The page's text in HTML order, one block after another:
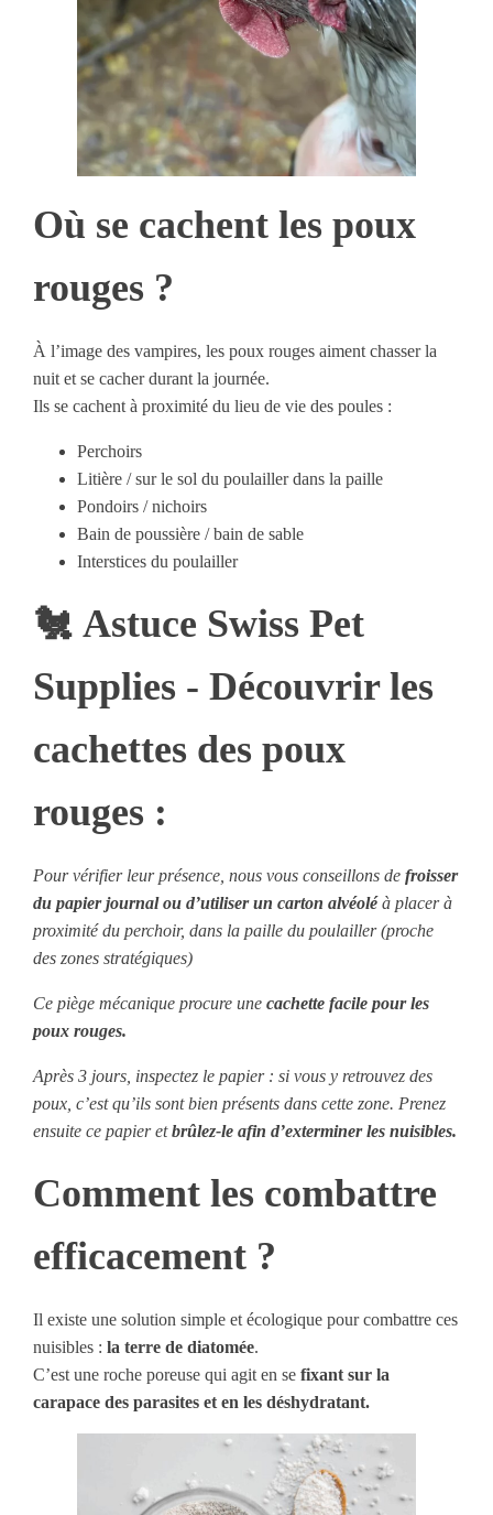
Où se cachent les poux
rouges ?
À l’image des vampires, les poux rouges aiment chasser la
nuit et se cacher durant la journée.
Ils se cachent à proximité du lieu de vie des poules :
Perchoirs
Litière / sur le sol du poulailler dans la paille
Pondoirs / nichoirs
Bain de poussière / bain de sable
Interstices du poulailler
🐔 Astuce Swiss Pet
Supplies - Découvrir les
cachettes des poux
rouges :
Pour vérifier leur présence, nous vous conseillons de froisser
du papier journal ou d’utiliser un carton alvéoléà placer à
proximité du perchoir, dans la paille du poulailler (proche
des zones stratégiques)
Ce piège mécanique procure une cachette facile pour les
poux rouges.
Après 3 jours, inspectez le papier : si vous y retrouvez des
poux, c’est qu’ils sont bien présents dans cette zone. Prenez
ensuite ce papier etbrûlez-le afin d’exterminer les nuisibles.
Comment les combattre
efficacement ?
Il existe une solution simple et écologique pour combattre ces
nuisibles : la terre de diatomée.
C’est une roche poreuse qui agit en se fixant sur la
carapace des parasites et en les déshydratant.